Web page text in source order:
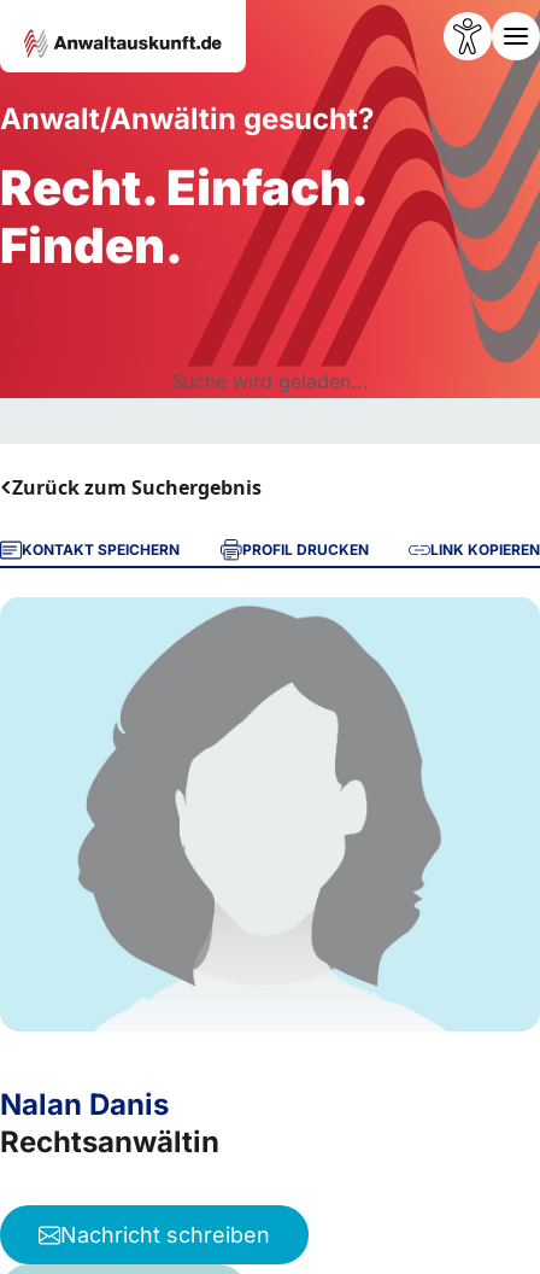
Anwalt/Anwältin gesucht?
Recht. Einfach.
Finden.
Suche wird geladen...
Zurück zum Suchergebnis
KONTAKT SPEICHERN PROFIL DRUCKEN LINK KOPIEREN
Nalan Danis
Rechtsanwältin
Nachricht schreiben